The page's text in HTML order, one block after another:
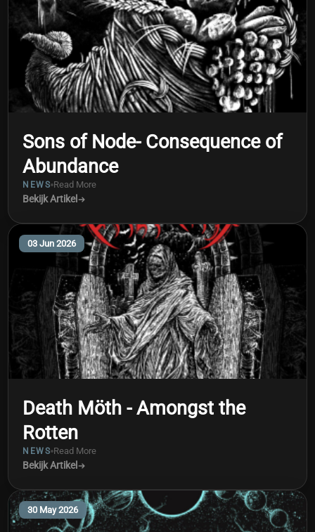
Sons of Node- Consequence of
Abundance
NEWS Read More
Bekijk Artikel
03 Jun 2026
Death Möth - Amongst the
Rotten
NEWS Read More
Bekijk Artikel
30 May 2026